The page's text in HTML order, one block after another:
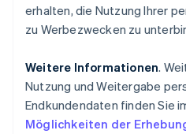
erhalten, die Nutzung Ihrer
zu Werbezwecken zu
Weitere Informationen.
Nutzung und Weitergabe
Endkundendaten finden Sie
Möglichkeiten der